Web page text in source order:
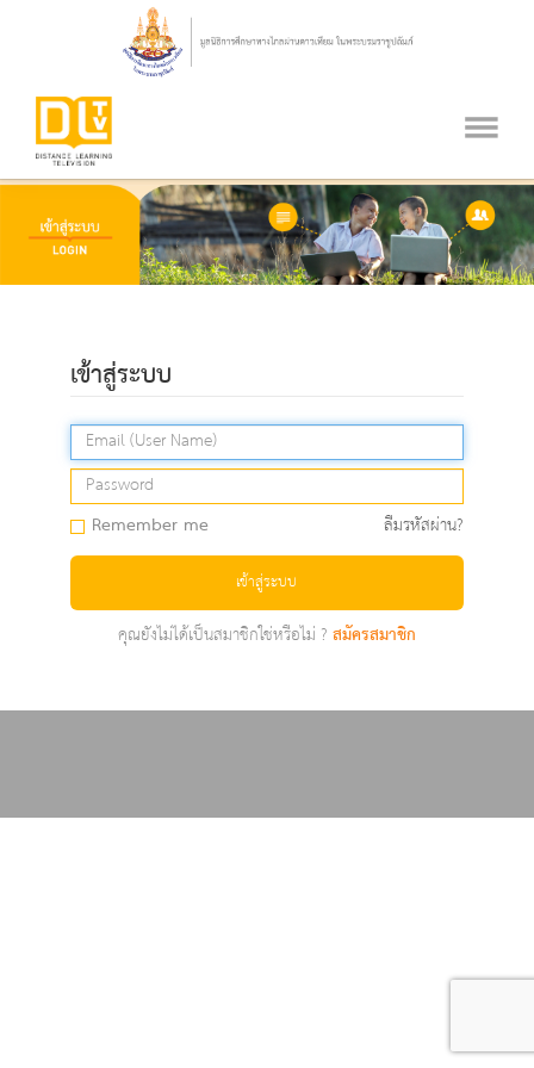
เข้าสู่ระบบ
Remember me ลืมรหัสผ่าน?
เข้าสู่ระบบ
คุณยังไม่ได้เป็นสมาชิกใช่หรือไม่ ?สมัครสมาชิก